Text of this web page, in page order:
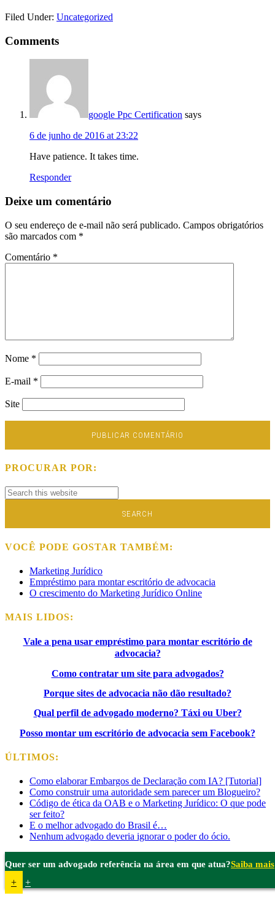
Filed Under: Uncategorized
Comments
google Ppc Certification says
6 de junho de 2016 at 23:22
Have patience. It takes time.
Responder
Deixe um comentário
O seu endereço de e-mail não será publicado. Campos obrigatórios
são marcados com *
Comentário *
Nome *
E-mail *
Site
PROCURAR POR:
VOCÊ PODE GOSTAR TAMBÉM:
Marketing Jurídico
Empréstimo para montar escritório de advocacia
O crescimento do Marketing Jurídico Online
MAIS LIDOS:
Vale a pena usar empréstimo para montar escritório de
advocacia?
Como contratar um site para advogados?
Porque sites de advocacia não dão resultado?
Qual perfil de advogado moderno? Táxi ou Uber?
Posso montar um escritório de advocacia sem Facebook?
ÚLTIMOS:
Como elaborar Embargos de Declaração com IA? [Tutorial]
Como construir uma autoridade sem parecer um Blogueiro?
Código de ética da OAB e o Marketing Jurídico: O que pode
ser feito?
E o melhor advogado do Brasil é…
Nenhum advogado deveria ignorar o poder do ócio.
Quer ser um advogado referência na área em que atua?Saiba mais
+ +